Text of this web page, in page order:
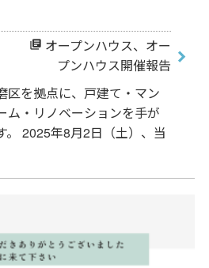
library_books オープンハウス、 オー
プンハウス開催報告
区を拠点に、戸建て・マン
ム・リノベーションを手が
。 2025年8月2日（土）、当